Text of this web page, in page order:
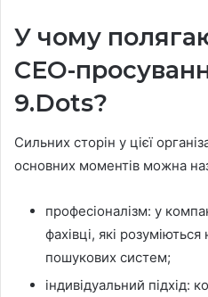
У чому
СЕО-
9.Dots?
Сильних сторін у цієї
основних моментів можна
професіоналізм: у
фахівці, які
пошукових систем;
індивідуальний підхід: